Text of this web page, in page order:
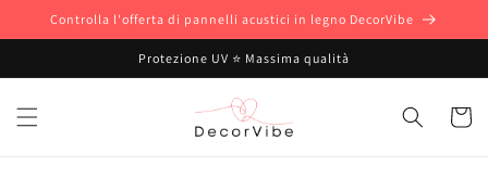
direttamente
ai contenuti
Controlla l'offerta di pannelli acustici in legno DecorVibe
Protezione UV ⭐ Massima qualità
Carrello